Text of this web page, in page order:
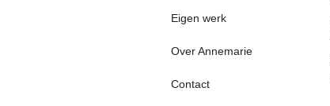
Eigen werk
Over Annemarie
Contact